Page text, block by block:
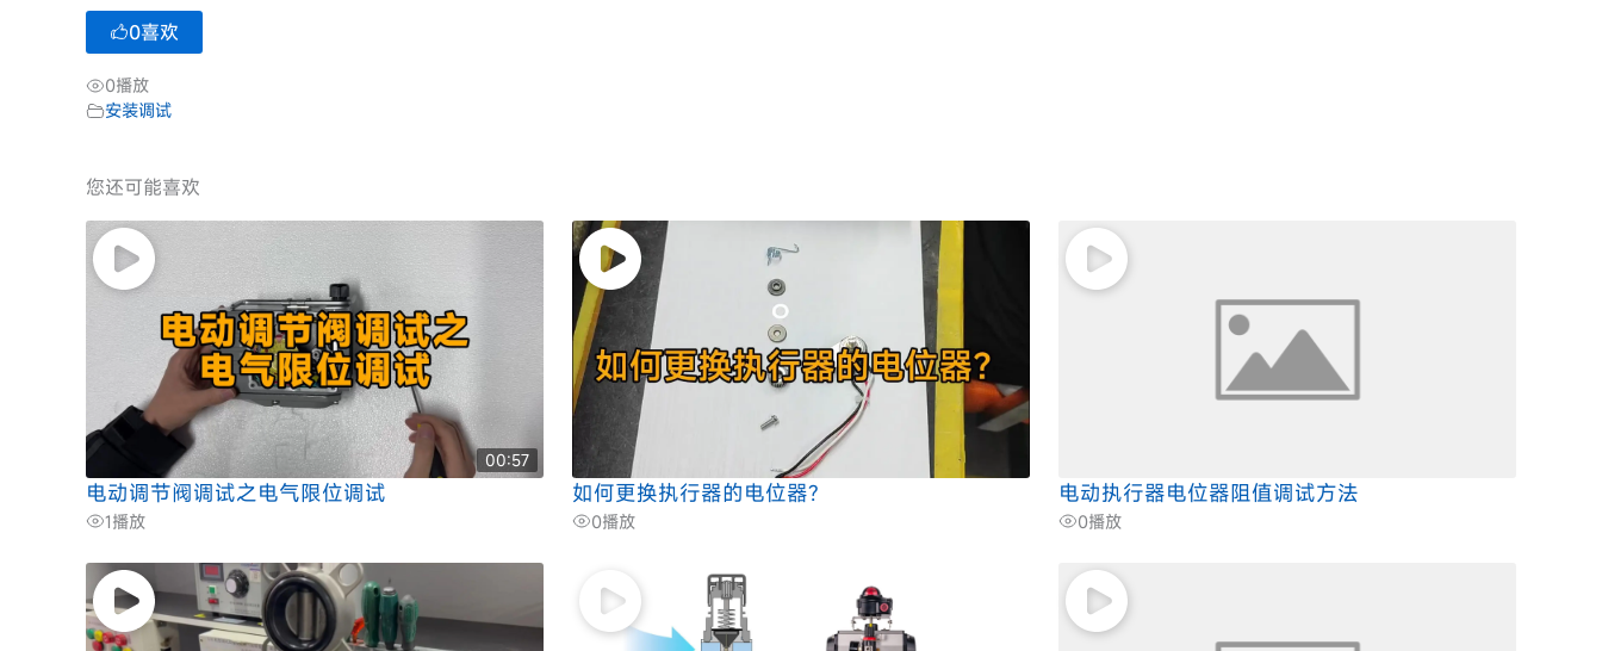
0喜欢
0播放
安装调试
您还可能喜欢
00:57
电动调节阀调试之电气限位调试
1播放
如何更换执行器的电位器?
0播放
电动执行器电位器阻值调试方法
0播放